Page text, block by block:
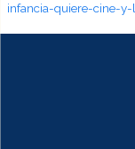
infancia-quiere-cine-